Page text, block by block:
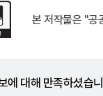
본 저작물은 "공
에 대해 만족하셨습